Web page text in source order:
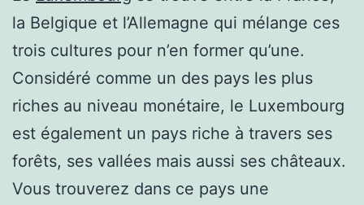
la Belgique et l’Allemagne qui mélange ces
trois cultures pour n’en former qu’une.
Considéré comme un des pays les plus
riches au niveau monétaire, le Luxembourg
est également un pays riche à travers ses
forêts, ses vallées mais aussi ses châteaux.
Vous trouverez dans ce pays une